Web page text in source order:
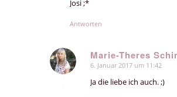
Josi ;*
Antworten
Marie-Theres
sagte:
6. Januar 2017 um 11:42
Ja die liebe ich auch. ;)